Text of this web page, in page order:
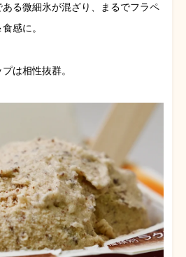
る微細氷が混ざり、まるでフラペ
感に。
は相性抜群。